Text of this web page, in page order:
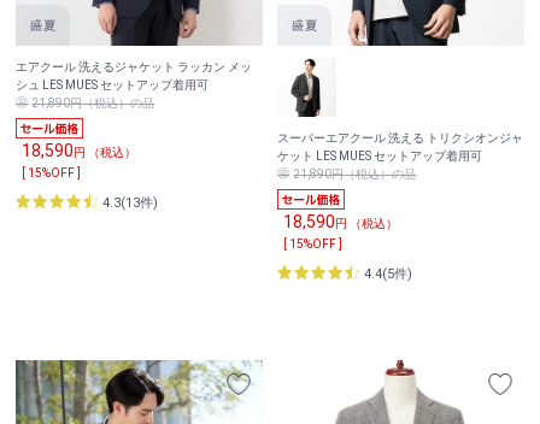
エアクール 洗えるジャケット ラッカン メッ
シュ LES MUES セットアップ着用可
21,890円（税込）の品
18,590円 （税込）
[ 15%OFF ]
4.3(13件)
スーパーエアクール 洗える トリクシオンジャ
ケット LES MUES セットアップ着用可
21,890円（税込）の品
18,590円 （税込）
[ 15%OFF ]
4.4(5件)